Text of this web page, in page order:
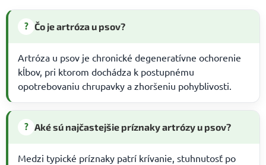
? Čo je artróza u psov?
Artróza u psov je chronické degeneratívne ochorenie
kĺbov, pri ktorom dochádza k postupnému
opotrebovaniu chrupavky a zhoršeniu pohyblivosti.
? Aké sú najčastejšie príznaky artrózy u psov?
Medzi typické príznaky patrí krívanie, stuhnutosť po